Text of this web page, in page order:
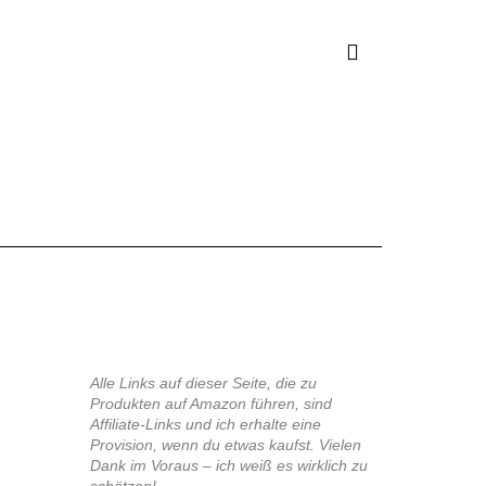
Alle Links auf dieser Seite, die zu
Produkten auf Amazon führen, sind
Affiliate-Links und ich erhalte eine
Provision, wenn du etwas kaufst. Vielen
Dank im Voraus – ich weiß es wirklich zu